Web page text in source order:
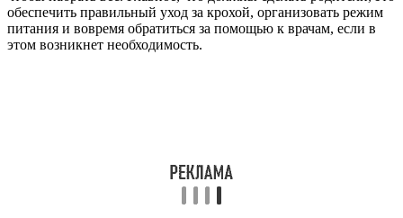
обеспечить правильный уход за крохой, организовать режим
питания и вовремя обратиться за помощью к врачам, если в
этом возникнет необходимость.